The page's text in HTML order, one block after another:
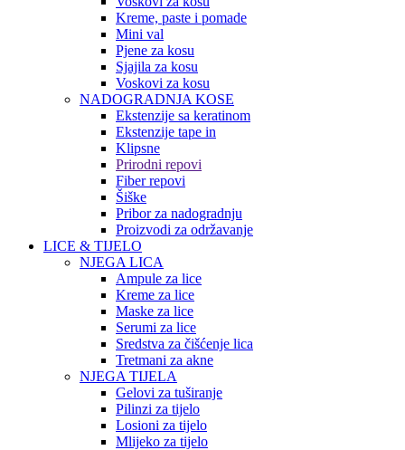
Kreme, paste i pomade
Mini val
Pjene za kosu
Sjajila za kosu
Voskovi za kosu
NADOGRADNJA KOSE
Ekstenzije sa keratinom
Ekstenzije tape in
Klipsne
Prirodni repovi
Fiber repovi
Šiške
Pribor za nadogradnju
Proizvodi za održavanje
LICE & TIJELO
NJEGA LICA
Ampule za lice
Kreme za lice
Maske za lice
Serumi za lice
Sredstva za čišćenje lica
Tretmani za akne
NJEGA TIJELA
Gelovi za tuširanje
Pilinzi za tijelo
Losioni za tijelo
Mlijeko za tijelo